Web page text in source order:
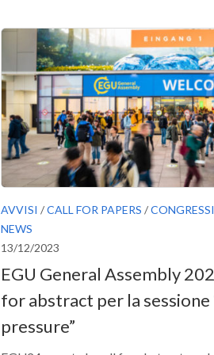
AVVISI /CALL FOR PAPERS /CONGRESSI
NEWS
13/12/2023
EGU General Assembly
for abstract per la
pressure”